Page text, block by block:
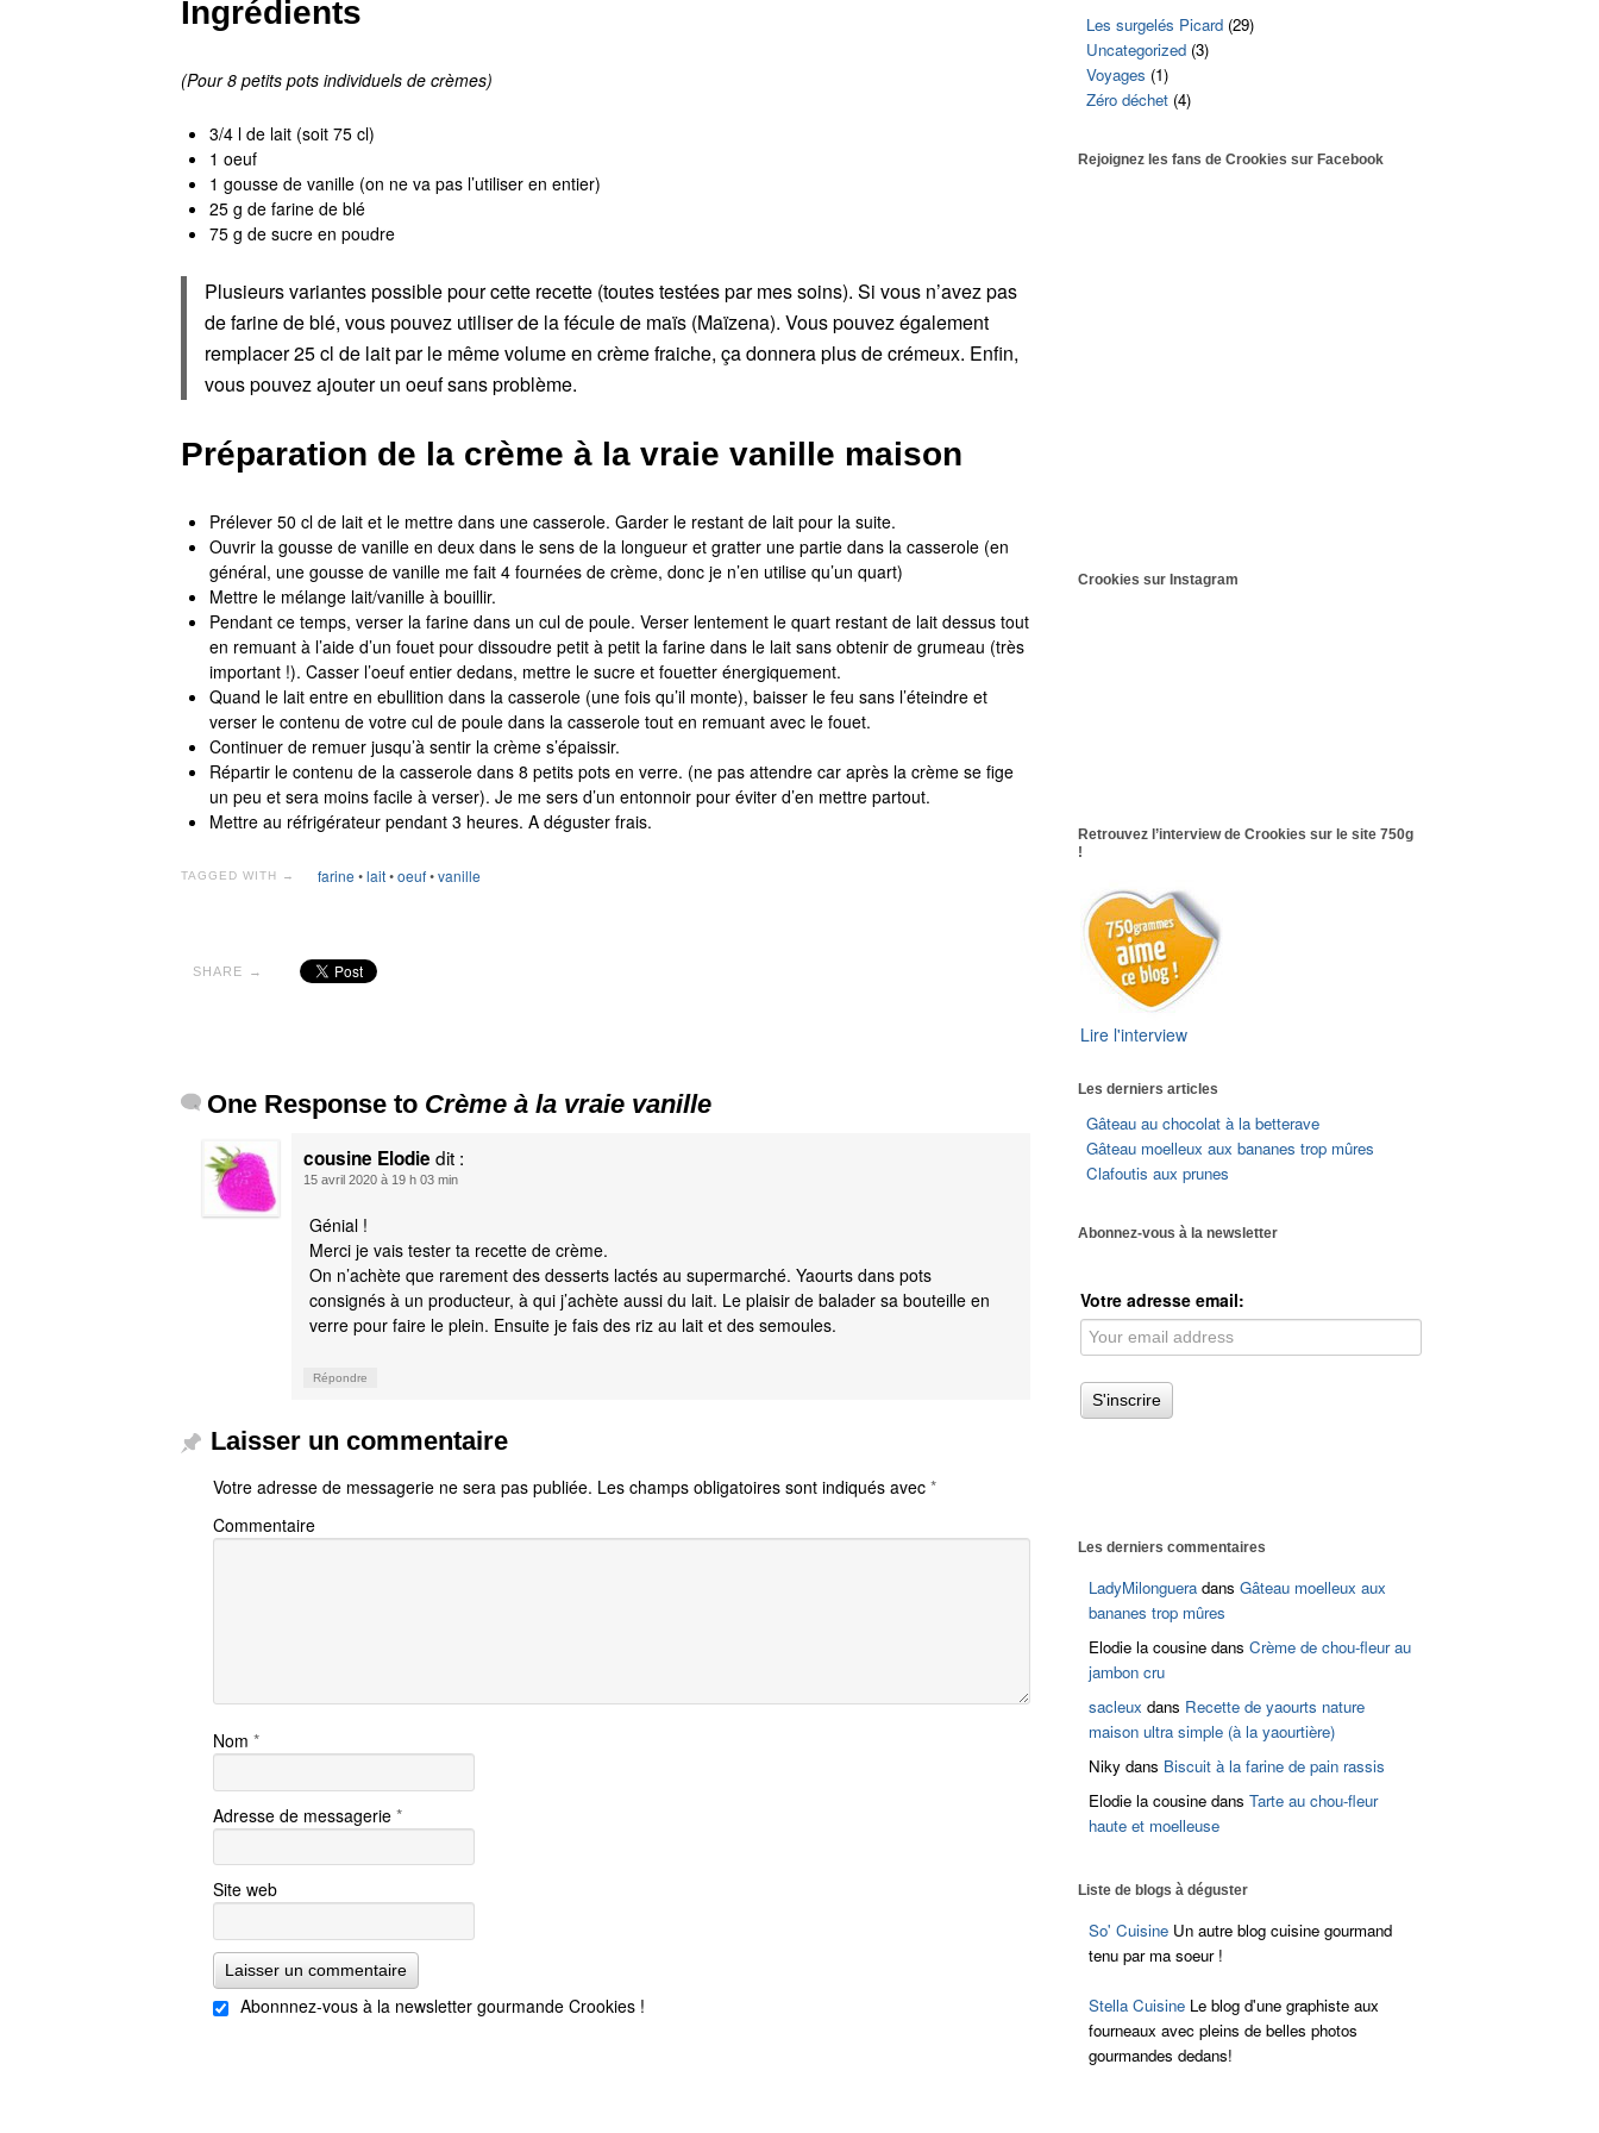
Ingrédients
(Pour 8 petits pots individuels de crèmes)
3/4 l de lait (soit 75 cl)
1 oeuf
1 gousse de vanille (on ne va pas l’utiliser en entier)
25 g de farine de blé
75 g de sucre en poudre
Plusieurs variantes possible pour cette recette (toutes testées par mes soins). Si vous n’avez pas
de farine de blé, vous pouvez utiliser de la fécule de maïs (Maïzena). Vous pouvez également
remplacer 25 cl de lait par le même volume en crème fraiche, ça donnera plus de crémeux. Enfin,
vous pouvez ajouter un oeuf sans problème.
Préparation de la crème à la vraie vanille maison
Prélever 50 cl de lait et le mettre dans une casserole. Garder le restant de lait pour la suite.
Ouvrir la gousse de vanille en deux dans le sens de la longueur et gratter une partie dans la casserole (en
général, une gousse de vanille me fait 4 fournées de crème, donc je n’en utilise qu’un quart)
Mettre le mélange lait/vanille à bouillir.
Pendant ce temps, verser la farine dans un cul de poule. Verser lentement le quart restant de lait dessus tout
en remuant à l’aide d’un fouet pour dissoudre petit à petit la farine dans le lait sans obtenir de grumeau (très
important !). Casser l’oeuf entier dedans, mettre le sucre et fouetter énergiquement.
Quand le lait entre en ebullition dans la casserole (une fois qu’il monte), baisser le feu sans l’éteindre et
verser le contenu de votre cul de poule dans la casserole tout en remuant avec le fouet.
Continuer de remuer jusqu’à sentir la crème s’épaissir.
Répartir le contenu de la casserole dans 8 petits pots en verre. (ne pas attendre car après la crème se fige
un peu et sera moins facile à verser). Je me sers d’un entonnoir pour éviter d’en mettre partout.
Mettre au réfrigérateur pendant 3 heures. A déguster frais.
TAGGED WITH → farine•lait•oeuf•vanille
SHARE →
One Response to Crème à la vraie vanille
cousine Elodie dit :
15 avril 2020 à 19 h 03 min
Génial !
Merci je vais tester ta recette de crème.
On n’achète que rarement des desserts lactés au supermarché. Yaourts dans pots
consignés à un producteur, à qui j’achète aussi du lait. Le plaisir de balader sa bouteille en
verre pour faire le plein. Ensuite je fais des riz au lait et des semoules.
Répondre
Laisser un commentaire
Votre adresse de messagerie ne sera pas publiée. Les champs obligatoires sont indiqués avec *
Commentaire
Nom *
Adresse de messagerie *
Site web
Abonnnez-vous à la newsletter gourmande Crookies !
Les surgelés Picard (29)
Uncategorized (3)
Voyages (1)
Zéro déchet (4)
Rejoignez les fans de Crookies sur Facebook
Crookies sur Instagram
Retrouvez l’interview de Crookies sur le site 750g
!
Lire l'interview
Les derniers articles
Gâteau au chocolat à la betterave
Gâteau moelleux aux bananes trop mûres
Clafoutis aux prunes
Abonnez-vous à la newsletter
Votre adresse email:
Les derniers commentaires
LadyMilonguera dansGâteau moelleux aux
bananes trop mûres
Elodie la cousine dansCrème de chou-fleur au
jambon cru
sacleux dans Recette de yaourts nature
maison ultra simple (à la yaourtière)
Niky dans Biscuit à la farine de pain rassis
Elodie la cousine dansTarte au chou-fleur
haute et moelleuse
Liste de blogs à déguster
So' Cuisine Un autre blog cuisine gourmand
tenu par ma soeur !
Stella Cuisine Le blog d'une graphiste aux
fourneaux avec pleins de belles photos
gourmandes dedans!